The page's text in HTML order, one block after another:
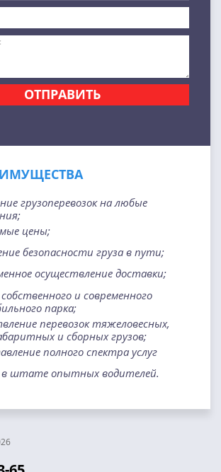
ОТПРАВИТЬ
грузоперевозок на любые
цены;
безопасности груза в пути;
осуществление доставки;
и современного
парка;
перевозок тяжеловесных,
и сборных грузов;
полного спектра услуг
в штате опытных водителей.